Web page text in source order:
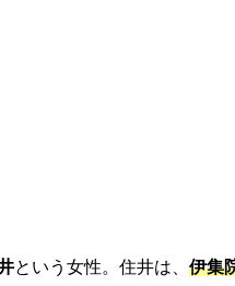
という女性。住井は、 伊集